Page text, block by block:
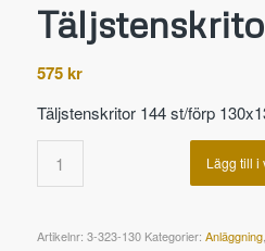
575kr
Täljstenskritor 144 st/förp
Lägg till i
Artikelnr: 3-323-130 Kategorier: Anläggning,